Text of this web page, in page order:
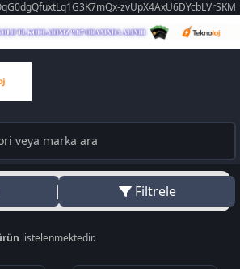
zvUpX4AxU6DYcbLVrSKM
Filtrele
listelenmektedir.